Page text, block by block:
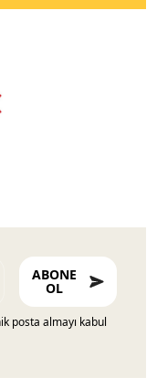
ABONE
OL
posta almayı kabul